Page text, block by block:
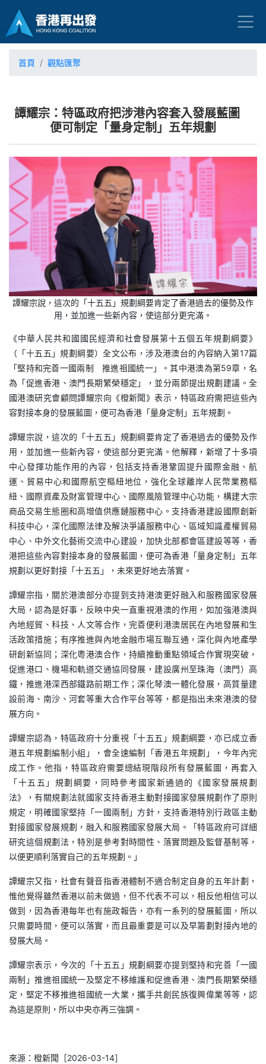
首頁 觀點匯聚
譚耀宗：特區政府把涉港內容套入發展藍圖
便可制定「量身定制」五年規劃
譚耀宗說，這次的「十五五」規劃綱要肯定了香港過去的優勢及作
用，並加進一些新內容，使這部分更完滿。
《中華人民共和國國民經濟和社會發展第十五個五年規劃綱要》
（「十五五」規劃綱要）全文公布，涉及港澳台的內容納入第17篇
「堅持和完善一國兩制 推進祖國統一」。其中港澳為第59章，名
為「促進香港、澳門長期繁榮穩定」，並分兩節提出規劃建議。全
國港澳研究會顧問譚耀宗向《橙新聞》表示，特區政府需把這些內
容對接本身的發展藍圖，便可為香港「量身定制」五年規劃。
譚耀宗說，這次的「十五五」規劃綱要肯定了香港過去的優勢及作
用，並加進一些新內容，使這部分更完滿。他解釋，新增了十多項
中心發揮功能作用的內容，包括支持香港鞏固提升國際金融、航
運、貿易中心和國際航空樞紐地位，強化全球離岸人民幣業務樞
紐、國際資產及財富管理中心、國際風險管理中心功能，構建大宗
商品交易生態圈和高增值供應鏈服務中心。支持香港建設國際創新
科技中心，深化國際法律及解決爭議服務中心、區域知識產權貿易
中心、中外文化藝術交流中心建設，加快北部都會區建設等等，香
港把這些內容對接本身的發展藍圖，便可為香港「量身定制」五年
規劃以更好對接「十五五」，未來更好地去落實。
譚耀宗指，關於港澳部分亦提到支持港澳更好融入和服務國家發展
大局，認為是好事，反映中央一直重視港澳的作用，如加強港澳與
內地經貿、科技、人文等合作，完善便利港澳居民在內地發展和生
活政策措施；有序推進與內地金融市場互聯互通，深化與內地產學
研創新協同；深化粵港澳合作，持續推動重點領域合作實現突破，
促進港口、機場和軌道交通協同發展，建設廣州至珠海（澳門）高
鐵，推進港深西部鐵路前期工作；深化琴澳一體化發展，高質量建
設前海、南沙、河套等重大合作平台等等，都是指出未來港澳的發
展方向。
譚耀宗認為，特區政府十分重視「十五五」規劃綱要，亦已成立香
港五年規劃編制小組」，會全速編制「香港五年規劃」，今年內完
成工作。他指，特區政府需要總結現階段所有發展藍圖，再套入
「十五五」規劃綱要，同時參考國家新通過的《國家發展規劃
法》，有關規劃法就國家支持香港主動對接國家發展規劃作了原則
規定，明確國家堅持「一國兩制」方針，支持香港特別行政區主動
對接國家發展規劃，融入和服務國家發展大局。「特區政府可詳細
研究這個規劃法，特別是參考對時間性、落實問題及監督基制等，
以便更順利落實自己的五年規劃。」
譚耀宗又指，社會有聲音指香港體制不適合制定自身的五年計劃，
惟他覺得雖然香港以前未做過，但不代表不可以，相反他相信可以
做到，因為香港每年也有施政報告，亦有一系列的發展藍圖，所以
只需要時間，便可以落實，而且最重要是可以及早籌劃對接內地的
發展大局。
譚耀宗表示，今次的「十五五」規劃綱要亦提到堅持和完善「一國
兩制」推進祖國統一及堅定不移維護和促進香港、澳門長期繁榮穩
定，堅定不移推進祖國統一大業，攜手共創民族復興偉業等等，認
為這是原則，所以中央亦再三強調。
來源：橙新聞［2026-03-14］